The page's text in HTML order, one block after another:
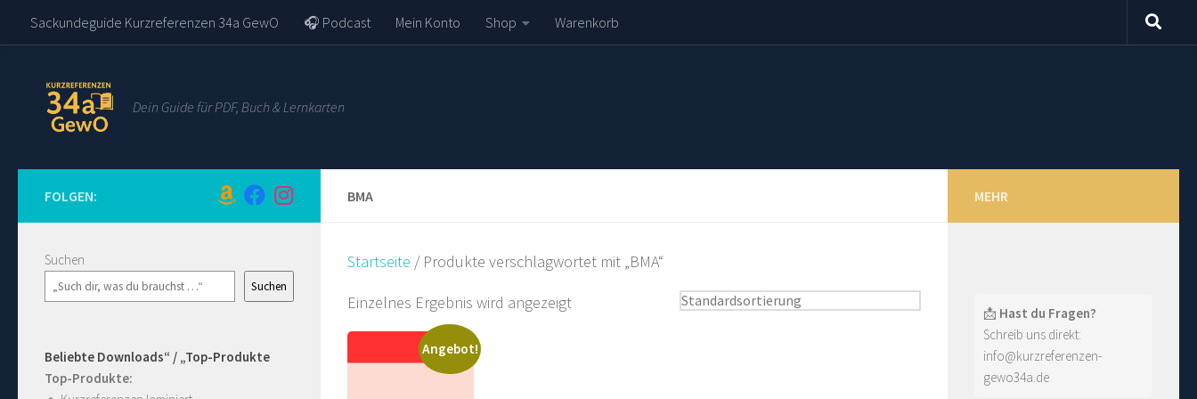
Zum Inhalt springen
Sackundeguide Kurzreferenzen 34a GewO 🎧 Podcast Mein Konto Shop Warenkorb
Dein Guide für PDF, Buch & Lernkarten
BMA
Startseite / Produkte verschlagwortet mit „BMA“
Einzelnes Ergebnis wird angezeigt
Angebot!
FOLGEN:
Suchen
Suchen
Beliebte Downloads“ / „Top-Produkte
Top-Produkte:
MEHR
📩 Hast du Fragen?
Schreib uns direkt:
info@kurzreferenzen-
gewo34a.de